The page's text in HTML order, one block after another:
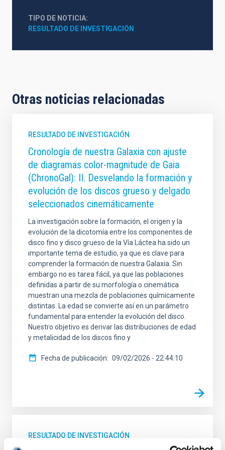
TIPO DE NOTICIA
RESULTADO DE INVESTIGACIÓN
Otras noticias relacionadas
RESULTADO DE INVESTIGACIÓN
Cronología de nuestra Galaxia con ajuste
de diagramas color-magnitude de Gaia
(ChronoGal): II. Desvelando la formación y
evolución de los discos grueso y delgado
seleccionados cinemáticamente
La investigación sobre la formación, el origen y la
evolución de la dicotomía entre los componentes de
disco fino y disco grueso de la Vía Láctea ha sido un
importante tema de estudio, ya que es clave para
comprender la formación de nuestra Galaxia. Sin
embargo no es tarea fácil, ya que las poblaciones
definidas a partir de su morfología o cinemática
muestran una mezcla de poblaciones químicamente
distintas. La edad se convierte así en un parámetro
fundamental para entender la evolución del disco.
Nuestro objetivo es derivar las distribuciones de edad
y metalicidad de los discos fino y
Fecha de publicación 09/02/2026 - 22:44:10
RESULTADO DE INVESTIGACIÓN